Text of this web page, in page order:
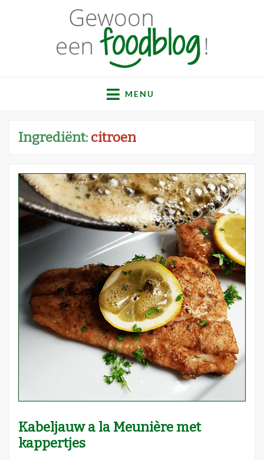
Gewoon een
foodblog!
recepten
MENU
Ingrediënt: citroen
Kabeljauw a la Meunière met
kappertjes